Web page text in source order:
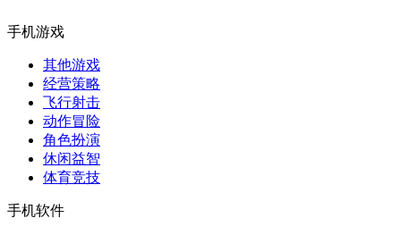
手机游戏
其他游戏
经营策略
飞行射击
动作冒险
角色扮演
休闲益智
体育竞技
手机软件